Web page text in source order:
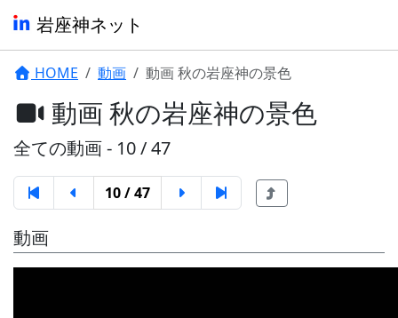
岩座神ネット
HOME 動画 動画 秋の岩座神の景色
動画 秋の岩座神の景色
全ての動画 - 10 / 47
10 / 47
動画